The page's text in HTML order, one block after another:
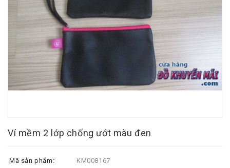
Ví mềm 2 lớp chống ướt màu đen
Mã sản phẩm:
KM008167